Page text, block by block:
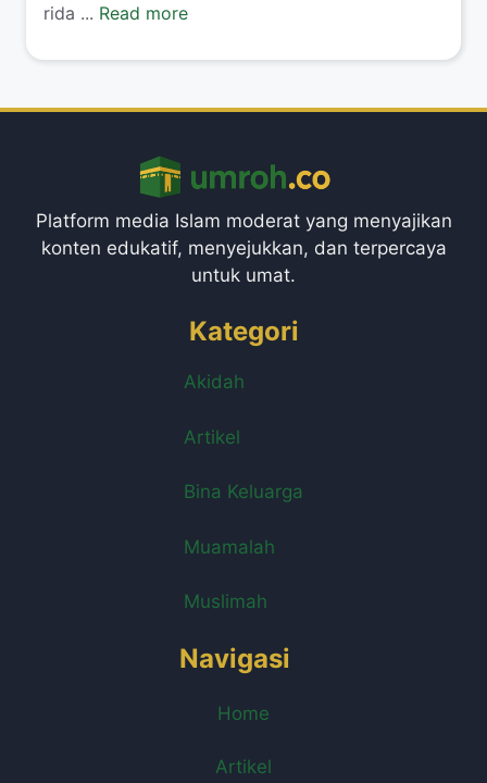
rida ... Read more
Platform media Islam moderat yang menyajikan
konten edukatif, menyejukkan, dan terpercaya
untuk umat.
Kategori
Akidah
Artikel
Bina Keluarga
Muamalah
Muslimah
Navigasi
Home
Artikel